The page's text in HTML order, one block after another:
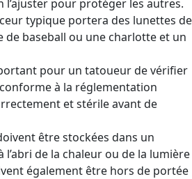
l’ajuster pour protéger les autres.
typique portera des lunettes de
de baseball ou une charlotte et un
pour un tatoueur de vérifier
à la réglementation
et stérile avant de
être stockées dans un
de la chaleur ou de la lumière
également être hors de portée